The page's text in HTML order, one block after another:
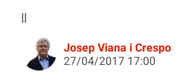
||
Josep Viana i Crespo
27/04/2017 17:00